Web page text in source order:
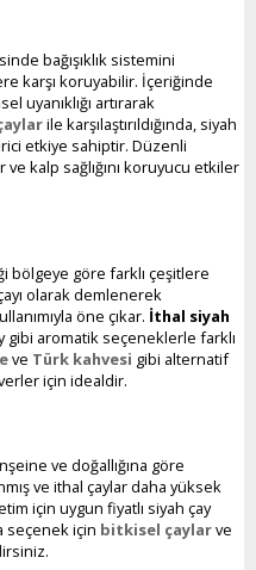
bağışıklık sistemini
karşı koruyabilir. İçeriğinde
uyanıklığı artırarak
ile karşılaştırıldığında, siyah
etkiye sahiptir. Düzenli
kalp sağlığını koruyucu etkiler
bölgeye göre farklı çeşitlere
olarak demlenerek
öne çıkar. İthal siyah
gibi aromatik seçeneklerle farklı
ve Türk kahvesi gibi alternatif
için idealdir.
ve doğallığına göre
ve ithal çaylar daha yüksek
için uygun fiyatlı siyah çay
seçenek için bitkisel çaylarve